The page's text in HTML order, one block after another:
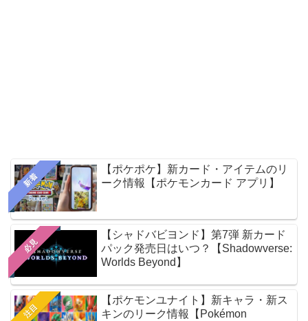
新着
【ポケポケ】新カード・アイテムのリ
ーク情報【ポケモンカード アプリ】
必見
【シャドバビヨンド】第7弾 新カード
パック発売日はいつ？【Shadowverse:
Worlds Beyond】
注目
【ポケモンユナイト】新キャラ・新ス
キンのリーク情報【Pokémon